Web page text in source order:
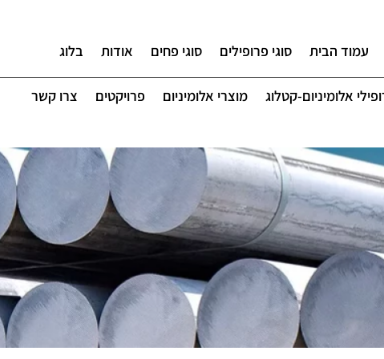
עמוד הבית סוגי פרופילים סוגי פחים אודות בלוג
אלומיניום-קטלוג מוצרי אלומיניום פרויקטים צרו קשר